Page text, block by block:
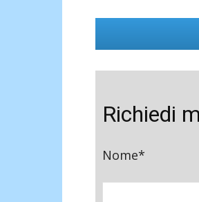
Richiedi
Nome*